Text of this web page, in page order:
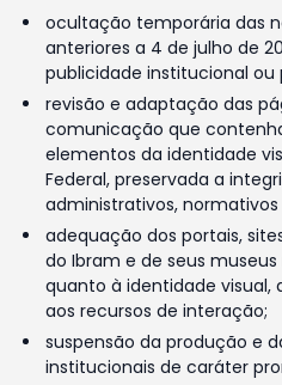
ocultação temporária das
anteriores a 4 de julho de
publicidade institucional
revisão e adaptação das
comunicação que
elementos da identidade
Federal, preservada a
administrativos, normativos
adequação dos portais,
do Ibram e de seus
quanto à identidade visual,
aos recursos de interação;
suspensão da produção e
institucionais de caráter